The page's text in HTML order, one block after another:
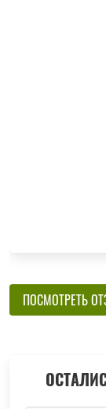
ПОСМОТРЕТЬ